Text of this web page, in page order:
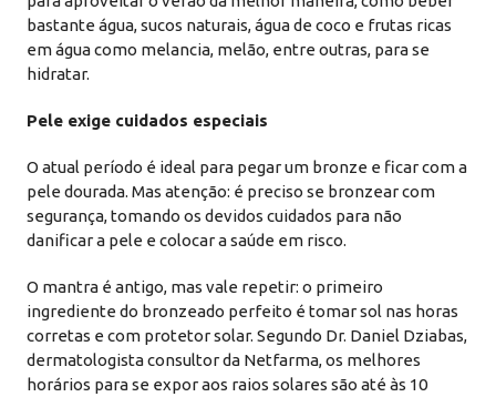
bastante água, sucos naturais, água de coco e frutas ricas
em água como melancia, melão, entre outras, para se
hidratar.
Pele exige cuidados especiais
O atual período é ideal para pegar um bronze e ficar com a
pele dourada. Mas atenção: é preciso se bronzear com
segurança, tomando os devidos cuidados para não
danificar a pele e colocar a saúde em risco.
O mantra é antigo, mas vale repetir: o primeiro
ingrediente do bronzeado perfeito é tomar sol nas horas
corretas e com protetor solar. Segundo Dr. Daniel Dziabas,
dermatologista consultor da Netfarma, os melhores
horários para se expor aos raios solares são até às 10